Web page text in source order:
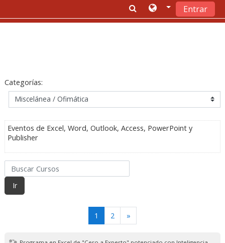
Entrar
Categorías:
Eventos de Excel, Word, Outlook, Access, PowerPoint y
Publisher
Buscar Cursos
Ir
1 (current)
2 »Siguiente